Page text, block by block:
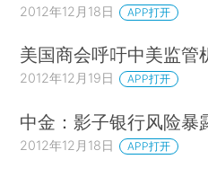
2012年12月18日 APP打开
美国商会呼吁中美监管
2012年12月19日 APP打开
中金：影子银行风险暴
2012年12月18日 APP打开